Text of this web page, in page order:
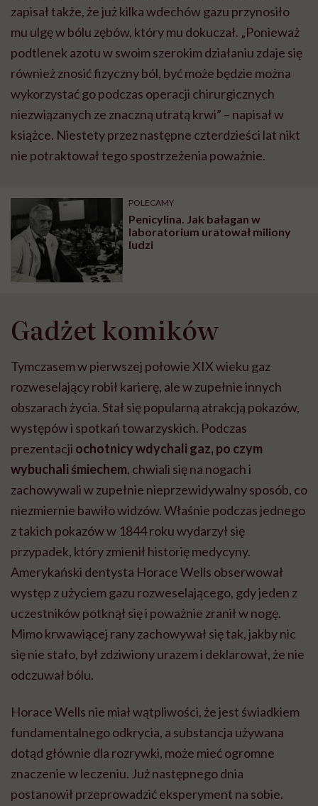
zapisał także, że już kilka wdechów gazu przynosiło
mu ulgę w bólu zębów, który mu dokuczał. „Ponieważ
podtlenek azotu w swoim szerokim działaniu zdaje się
również znosić fizyczny ból, być może będzie można
wykorzystać go podczas operacji chirurgicznych
niezwiązanych ze znaczną utratą krwi” – napisał w
książce. Niestety przez następne czterdzieści lat nikt
nie potraktował tego spostrzeżenia poważnie.
POLECAMY
Penicylina. Jak bałagan w
laboratorium uratował miliony
ludzi
Gadżet komików
Tymczasem w pierwszej połowie XIX wieku gaz
rozweselający robił karierę, ale w zupełnie innych
obszarach życia. Stał się popularną atrakcją pokazów,
występów i spotkań towarzyskich. Podczas
prezentacji ochotnicy wdychali gaz, po czym
wybuchali śmiechem, chwiali się na nogach i
zachowywali w zupełnie nieprzewidywalny sposób, co
niezmiernie bawiło widzów. Właśnie podczas jednego
z takich pokazów w 1844 roku wydarzył się
przypadek, który zmienił historię medycyny.
Amerykański dentysta Horace Wells obserwował
występ z użyciem gazu rozweselającego, gdy jeden z
uczestników potknął się i poważnie zranił w nogę.
Mimo krwawiącej rany zachowywał się tak, jakby nic
się nie stało, był zdziwiony urazem i deklarował, że nie
odczuwał bólu.
Horace Wells nie miał wątpliwości, że jest świadkiem
fundamentalnego odkrycia, a substancja używana
dotąd głównie dla rozrywki, może mieć ogromne
znaczenie w leczeniu. Już następnego dnia
postanowił przeprowadzić eksperyment na sobie.